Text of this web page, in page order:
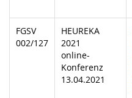
FGSV
002/127
HEUREKA
2021
online-
Konferenz
13.04.2021